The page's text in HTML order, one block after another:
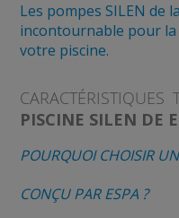
Les pompes SILEN de
incontournable pour
votre piscine.
CARACTÉRISTIQUES
PISCINE SILEN DE
POURQUOI CHOISIR
CONÇU PAR ESPA ?